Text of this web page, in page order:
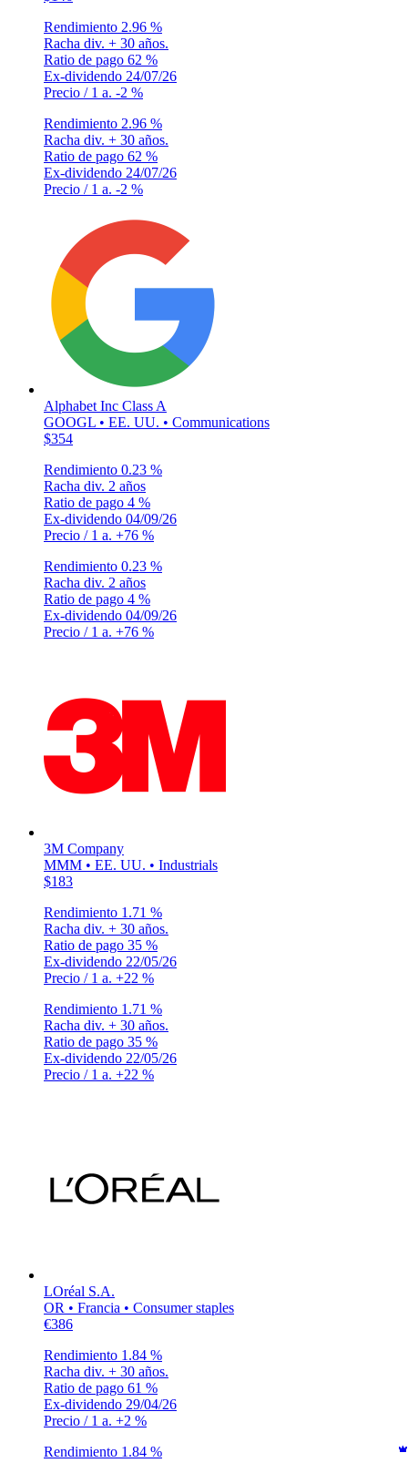
Rendimiento 2.96 %
Racha div. + 30 años.
Ratio de pago 62 %
Ex-dividendo 24/07/26
Precio / 1 a. -2 %
Rendimiento 2.96 %
Racha div. + 30 años.
Ratio de pago 62 %
Ex-dividendo 24/07/26
Precio / 1 a. -2 %
Alphabet Inc Class A
GOOGL • EE. UU. • Communications
$354
Rendimiento 0.23 %
Racha div. 2 años
Ratio de pago 4 %
Ex-dividendo 04/09/26
Precio / 1 a. +76 %
Rendimiento 0.23 %
Racha div. 2 años
Ratio de pago 4 %
Ex-dividendo 04/09/26
Precio / 1 a. +76 %
3M Company
MMM • EE. UU. • Industrials
$183
Rendimiento 1.71 %
Racha div. + 30 años.
Ratio de pago 35 %
Ex-dividendo 22/05/26
Precio / 1 a. +22 %
Rendimiento 1.71 %
Racha div. + 30 años.
Ratio de pago 35 %
Ex-dividendo 22/05/26
Precio / 1 a. +22 %
LOréal S.A.
OR • Francia • Consumer staples
€386
Rendimiento 1.84 %
Racha div. + 30 años.
Ratio de pago 61 %
Ex-dividendo 29/04/26
Precio / 1 a. +2 %
Rendimiento 1.84 %